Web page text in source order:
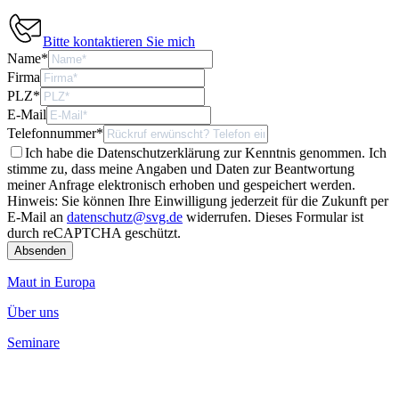
Bitte kontaktieren Sie mich
Name*
Firma
PLZ*
E-Mail
Telefonnummer*
Ich habe die Datenschutzerklärung zur Kenntnis genommen. Ich
stimme zu, dass meine Angaben und Daten zur Beantwortung
meiner Anfrage elektronisch erhoben und gespeichert werden.
Hinweis: Sie können Ihre Einwilligung jederzeit für die Zukunft per
E-Mail an datenschutz@svg.de widerrufen. Dieses Formular ist
durch reCAPTCHA geschützt.
Maut in Europa
Über uns
Seminare